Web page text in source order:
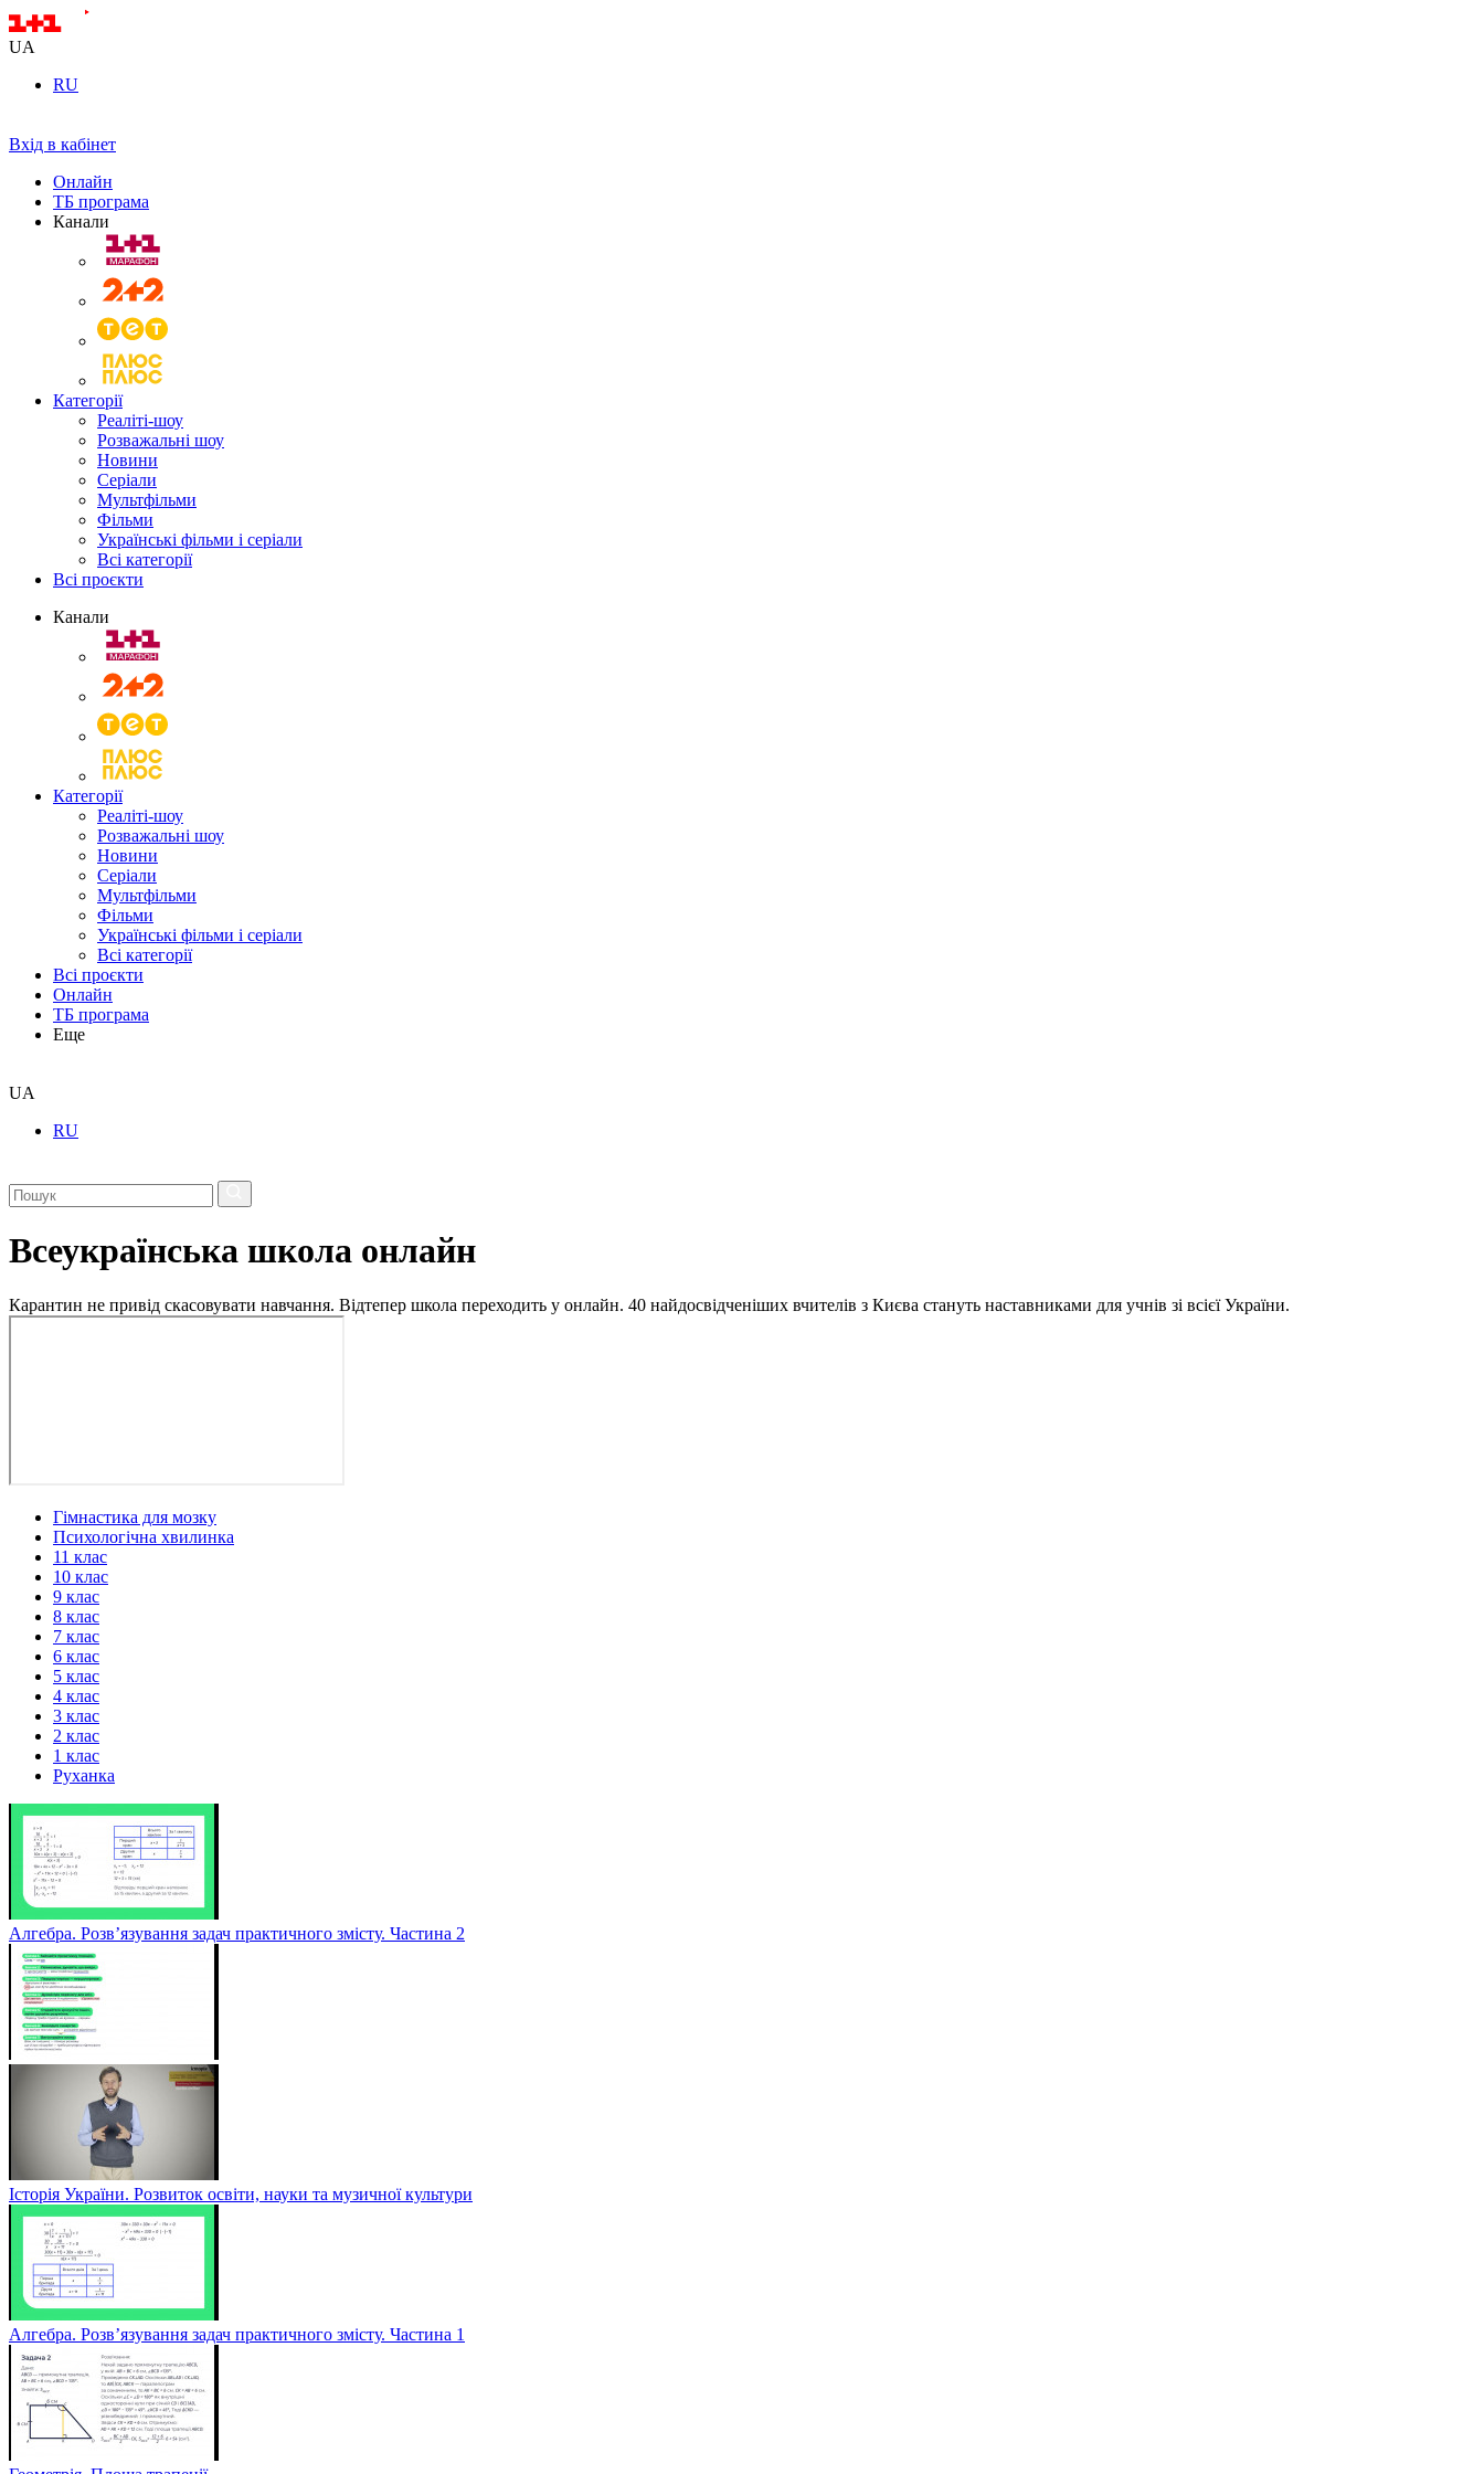
UA
RU
Вхід в кабінет
Онлайн
ТБ програма
Канали
Категорії
Реаліті-шоу
Розважальні шоу
Новини
Серіали
Мультфільми
Фільми
Українські фільми і серіали
Всі категорії
Всі проєкти
Канали
Категорії
Реаліті-шоу
Розважальні шоу
Новини
Серіали
Мультфільми
Фільми
Українські фільми і серіали
Всі категорії
Всі проєкти
Онлайн
ТБ програма
Еще
UA
RU
Всеукраїнська школа онлайн
Карантин не привід скасовувати навчання. Відтепер школа переходить у онлайн. 40 найдосвідченіших вчителів з Києва стануть наставниками для учнів зі всієї України.
Гімнастика для мозку
Психологічна хвилинка
11 клас
10 клас
9 клас
8 клас
7 клас
6 клас
5 клас
4 клас
3 клас
2 клас
1 клас
Руханка
Алгебра. Розв’язування задач практичного змісту. Частина 2
Історія України. Розвиток освіти, науки та музичної культури
Алгебра. Розв’язування задач практичного змісту. Частина 1